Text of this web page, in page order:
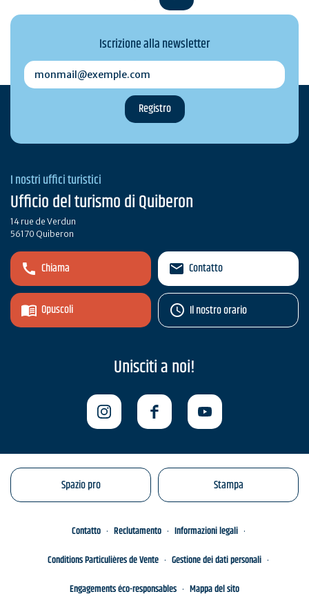
Iscrizione alla newsletter
monmail@exemple.com
I nostri uffici turistici
Ufficio del turismo di Quiberon
14 rue de Verdun
56170 Quiberon
Chiama
Opuscoli
Contatto
Il nostro orario
Unisciti a noi!
Spazio pro Stampa
Contatto Reclutamento
Informazioni legali
Conditions Particulières de Vente
Gestione dei dati personali
Engagements éco-responsables
Mappa del sito